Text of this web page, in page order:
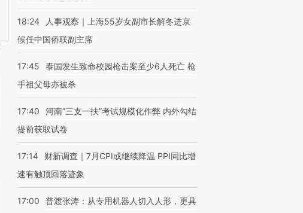
18:24
人事观察｜上海55岁女副市长解冬进京
候任中国侨联副主席
17:45
泰国发生致命校园枪击案至少6人死亡 枪
手祖父母亦被杀
17:40
河南“三支一扶”考试规模化作弊 内外勾结
提前获取试卷
17:14
财新调查｜7月CPI或继续降温 PPI同比增
速有触顶回落迹象
17:00
普渡张涛：从专用机器人切入人形，更具